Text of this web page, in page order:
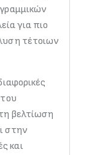
για πιο
τέτοιων
βελτίωση
στην
και